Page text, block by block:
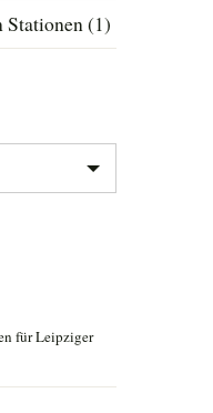
Stationen (1)
für Leipziger